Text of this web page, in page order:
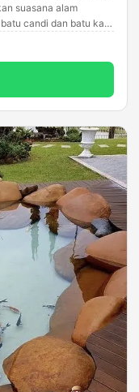
suasana alam
candi dan batu kali